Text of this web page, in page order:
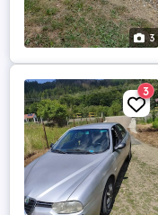
3
3